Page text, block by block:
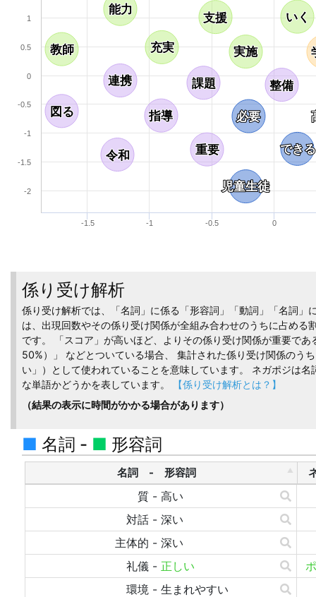
課題
課題
令和
令和
連携
連携
図る
図る
実施
実施
整備
整備
できる
できる
能力
能力
重要
重要
いく
いく
支援
支援
充実
充実
教師
教師
指導
指導
児童生徒
児童生徒
必要
必要
-1.5 -1 -0.5 0
-2
-1.5
-1
-0.5
0
0.5
1
係り受け解析
係り受け解析では、「名詞」に係る「形容詞」「動詞」「名詞」
は、出現回数やその係り受け関係が全組み合わせのうちに占める
です。 「スコア」が高いほど、よりその係り受け関係が重要で
50%）」 などとついている場合、 集計された係り受け関係のう
い」）として使われていることを意味しています。 ネガポジは
な単語かどうかを表しています。
【係り受け解析とは？】
（結果の表示に時間がかかる場合があります）
■ 名詞 - ■ 形容詞
名詞 - 形容詞
質 - 高い
対話 - 深い
主体的 - 深い
礼儀 - 正しい
環境 - 生まれやすい